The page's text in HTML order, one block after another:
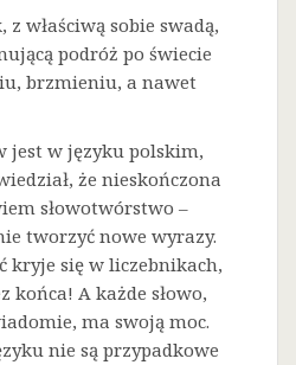
z właściwą sobie swadą,
podróż po świecie
brzmieniu, a nawet
jest w języku polskim,
że nieskończona
słowotwórstwo –
tworzyć nowe wyrazy.
kryje się w liczebnikach,
końca! A każde słowo,
ma swoją moc.
nie są przypadkowe